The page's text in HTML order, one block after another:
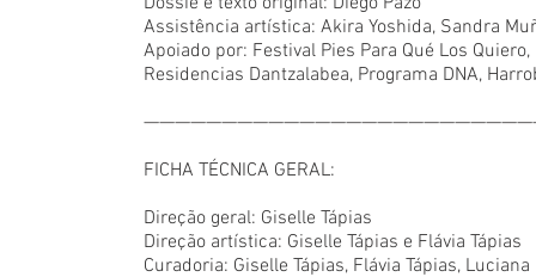
Assistência artística: Akira Yoshida, Sandra
Apoiado por: Festival Pies Para Qué Los
Residencias Dantzalabea, Programa DNA,
FICHA TÉCNICA GERAL:
Direção geral: Giselle Tápias
Direção artística: Giselle Tápias e Flávia Tápias
Curadoria: Giselle Tápias, Flávia Tápias,